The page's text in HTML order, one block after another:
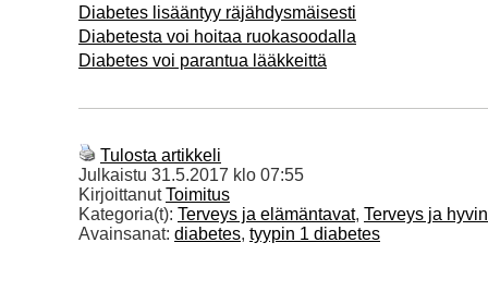
Diabetes lisääntyy räjähdysmäisesti
Diabetesta voi hoitaa ruokasoodalla
Diabetes voi parantua lääkkeittä
Tulosta artikkeli
Julkaistu 31.5.2017 klo 07:55
KirjoittanutToimitus
Kategoria(t): Terveys ja elämäntavat, Terveys ja
Avainsanat: diabetes, tyypin 1 diabetes